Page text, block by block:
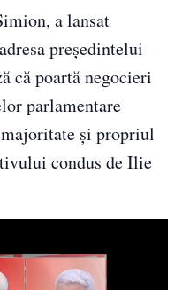
a lansat
președintelui
că poartă negocieri
parlamentare
și propriul
condus de Ilie